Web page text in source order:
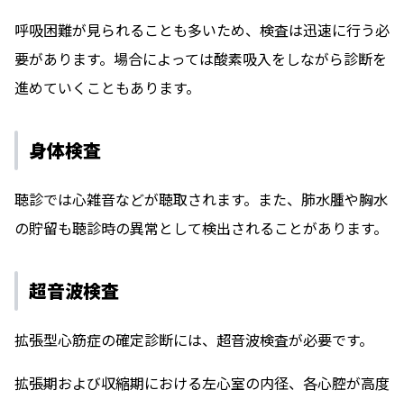
呼吸困難が見られることも多いため、検査は迅速に行う必
要があります。場合によっては酸素吸入をしながら診断を
進めていくこともあります。
身体検査
聴診では心雑音などが聴取されます。また、肺水腫や胸水
の貯留も聴診時の異常として検出されることがあります。
超音波検査
拡張型心筋症の確定診断には、超音波検査が必要です。
拡張期および収縮期における左心室の内径、各心腔が高度